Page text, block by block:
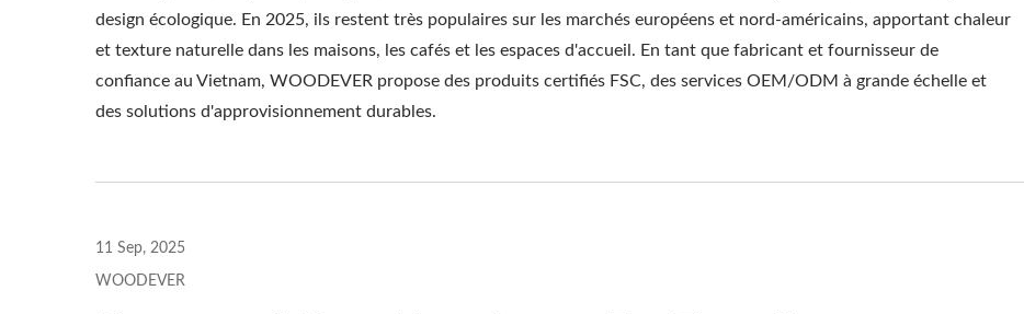
design écologique. En 2025, ils restent très populaires sur les marchés européens et nord-américains, apportant chaleur
et texture naturelle dans les maisons, les cafés et les espaces d'accueil. En tant que fabricant et fournisseur de
confiance au Vietnam, WOODEVER propose des produits certifiés FSC, des services OEM/ODM à grande échelle et
des solutions d'approvisionnement durables.
11 Sep, 2025
WOODEVER
Pergola Avec Pare-Soleil